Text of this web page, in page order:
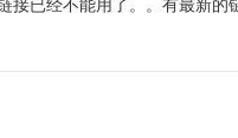
接已经不能用了。。有最新的